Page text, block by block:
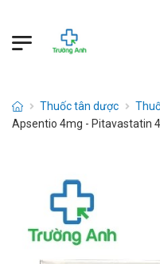
Thuốc tân dược
Apsentio 4mg - Pitavastatin